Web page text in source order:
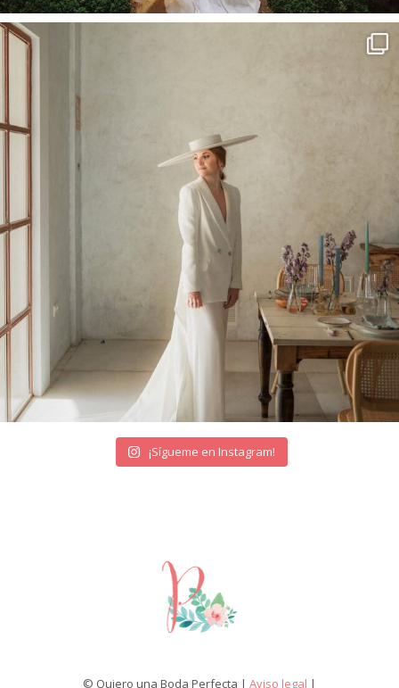
¡Sígueme en Instagram!
© Quiero una Boda Perfecta | Aviso legal |